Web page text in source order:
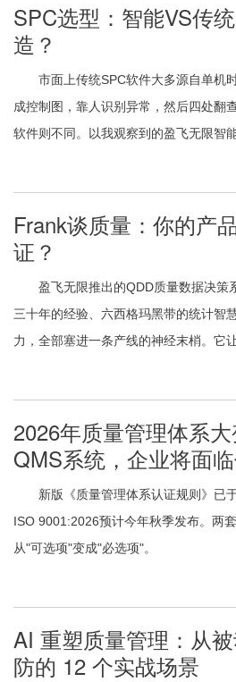
SPC选型：智能VS传
造？
市面上传统SPC软件大多源自单机
成控制图，靠人识别异常，然后四处翻
软件则不同。以我观察到的盈飞无限
Frank谈质量：你的产
证？
盈飞无限推出的QDD质量数据决策
三十年的经验、六西格玛黑带的统计智
力，全部塞进一条产线的神经末梢。它
2026年质量管理体系
QMS系统，企业将面
新版《质量管理体系认证规则》已
ISO 9001:2026预计今年秋季发布。两
从"可选项"变成"必选项"。
AI 重塑质量管理：从
防的 12 个实战场景